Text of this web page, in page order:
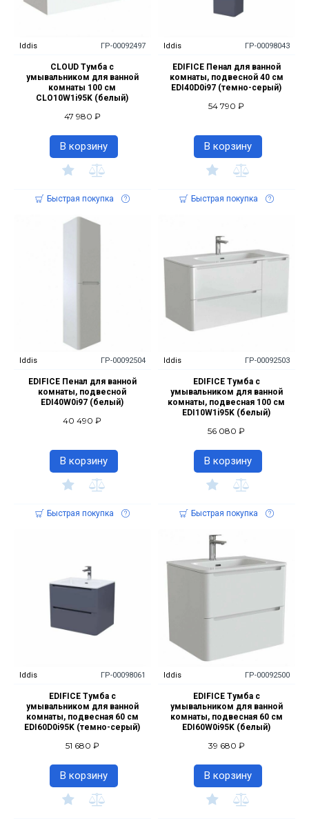
Iddis ГР-00092497
CLOUD Тумба с
умывальником для ванной
комнаты 100 см
CLO10W1i95K (белый)
47 980 ₽
В корзину
Быстрая покупка
Iddis ГР-00098043
EDIFICE Пенал для ванной
комнаты, подвесной 40 см
EDI40D0i97 (темно-серый)
54 790 ₽
В корзину
Быстрая покупка
Iddis ГР-00092504
EDIFICE Пенал для ванной
комнаты, подвесной
EDI40W0i97 (белый)
40 490 ₽
В корзину
Быстрая покупка
Iddis ГР-00092503
EDIFICE Тумба с
умывальником для ванной
комнаты, подвесная 100 см
EDI10W1i95K (белый)
56 080 ₽
В корзину
Быстрая покупка
Iddis ГР-00098061
EDIFICE Тумба с
умывальником для ванной
комнаты, подвесная 60 см
EDI60D0i95K (темно-серый)
51 680 ₽
В корзину
Iddis ГР-00092500
EDIFICE Тумба с
умывальником для ванной
комнаты, подвесная 60 см
EDI60W0i95K (белый)
39 680 ₽
В корзину